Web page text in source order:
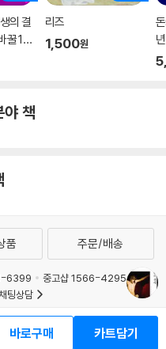
의 결
꿀 10
리즈
1,500원
야 책
바로구매 카트담기
품 주문/배송
6399
중고샵 1566-4295
팅상담
자 정보
청소년보호정책